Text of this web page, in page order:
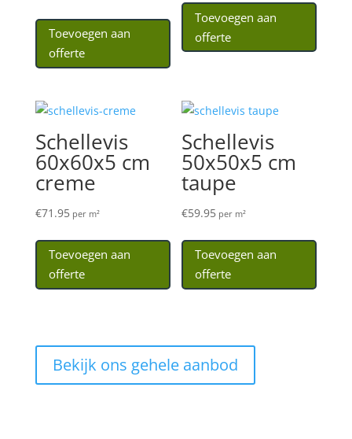
Toevoegen aan
offerte
Toevoegen aan
offerte
Schellevis
60x60x5 cm
creme
€71.95per m²
Toevoegen aan
offerte
Schellevis
50x50x5 cm
taupe
€59.95 per m²
Toevoegen aan
offerte
Bekijk ons gehele aanbod